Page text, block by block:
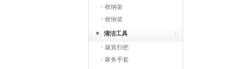
收纳架
收纳篮
清洁工具
簸箕扫把
家务手套